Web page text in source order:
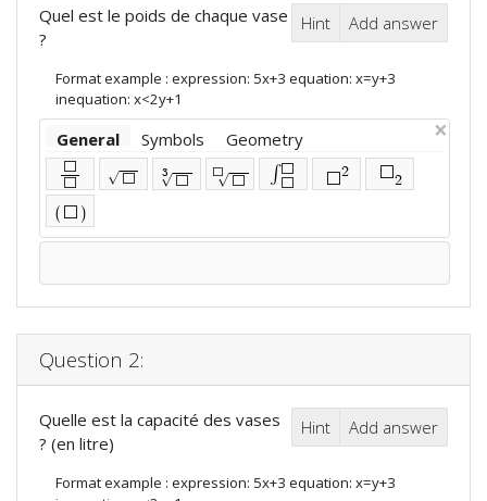
Hint Add answer
Quel est le poids de chaque vase
?
Format example : expression: 5x+3 equation: x=y+3
inequation: x<2y+1
×
General Symbols Geometry
⬜
⬜
√ ⬜ 3
√ ⬜
⬜√ ⬜ ∫⬜
⬜
2
2
( ⬜ )
Question 2:
Hint Add answer
Quelle est la capacité des vases
? (en litre)
Format example : expression: 5x+3 equation: x=y+3